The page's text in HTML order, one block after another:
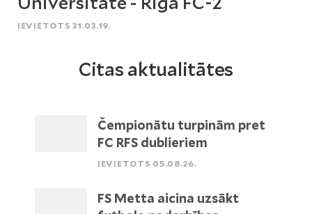
IEVIETOTS 31.03.19.
Citas aktualitātes
Čempionātu turpinām pret
FC RFS dublieriem
IEVIETOTS 05.08.26.
FS Metta aicina uzsākt